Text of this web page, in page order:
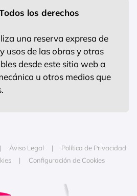
los derechos
una reserva expresa de
usos de las obras y otras
desde este sitio web a
u otros medios que
Aviso Legal
Política de Privacidad
Configuración de Cookies